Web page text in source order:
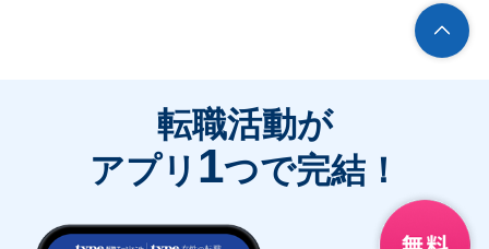
転職活動が
アプリ 1つで完結！